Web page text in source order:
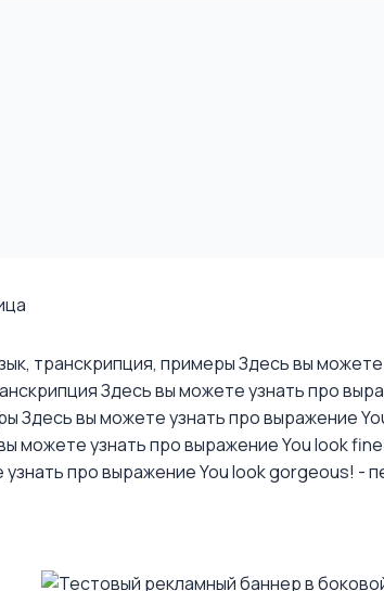
транскрипция, примерыЗдесь вы
Здесь вы можете узнать про
Здесь вы можете узнать про выражение
можете узнать про выражение You look
про выражение You look gorgeous! -